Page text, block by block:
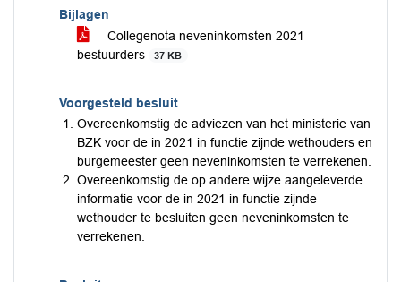
Bijlagen
Collegenota neveninkomsten 2021
bestuurders
37 KB
Voorgesteld besluit
Overeenkomstig de adviezen van het ministerie van
BZK voor de in 2021 in functie zijnde wethouders en
burgemeester geen neveninkomsten te verrekenen.
Overeenkomstig de op andere wijze aangeleverde
informatie voor de in 2021 in functie zijnde
wethouder te besluiten geen neveninkomsten te
verrekenen.